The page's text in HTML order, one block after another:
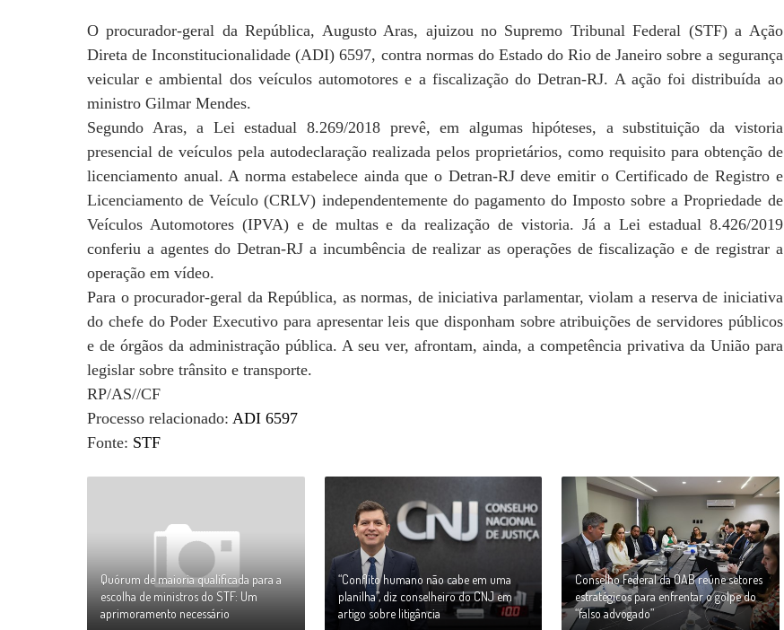
O procurador-geral da República, Augusto Aras, ajuizou no Supremo Tribunal Federal (STF) a Ação
Direta de Inconstitucionalidade (ADI) 6597, contra normas do Estado do Rio de Janeiro sobre a segurança
veicular e ambiental dos veículos automotores e a fiscalização do Detran-RJ. A ação foi distribuída ao
ministro Gilmar Mendes.
Segundo Aras, a Lei estadual 8.269/2018 prevê, em algumas hipóteses, a substituição da vistoria
presencial de veículos pela autodeclaração realizada pelos proprietários, como requisito para obtenção de
licenciamento anual. A norma estabelece ainda que o Detran-RJ deve emitir o Certificado de Registro e
Licenciamento de Veículo (CRLV) independentemente do pagamento do Imposto sobre a Propriedade de
Veículos Automotores (IPVA) e de multas e da realização de vistoria. Já a Lei estadual 8.426/2019
conferiu a agentes do Detran-RJ a incumbência de realizar as operações de fiscalização e de registrar a
operação em vídeo.
Para o procurador-geral da República, as normas, de iniciativa parlamentar, violam a reserva de iniciativa
do chefe do Poder Executivo para apresentar leis que disponham sobre atribuições de servidores públicos
e de órgãos da administração pública. A seu ver, afrontam, ainda, a competência privativa da União para
legislar sobre trânsito e transporte.
RP/AS//CF
Processo relacionado: ADI 6597
Fonte: STF
Quórum de maioria qualificada para a
escolha de ministros do STF: Um
aprimoramento necessário
“Conflito humano não cabe em uma
planilha”, diz conselheiro do CNJ em
artigo sobre litigância
Conselho Federal da OAB reúne setores
estratégicos para enfrentar o golpe do
“falso advogado”